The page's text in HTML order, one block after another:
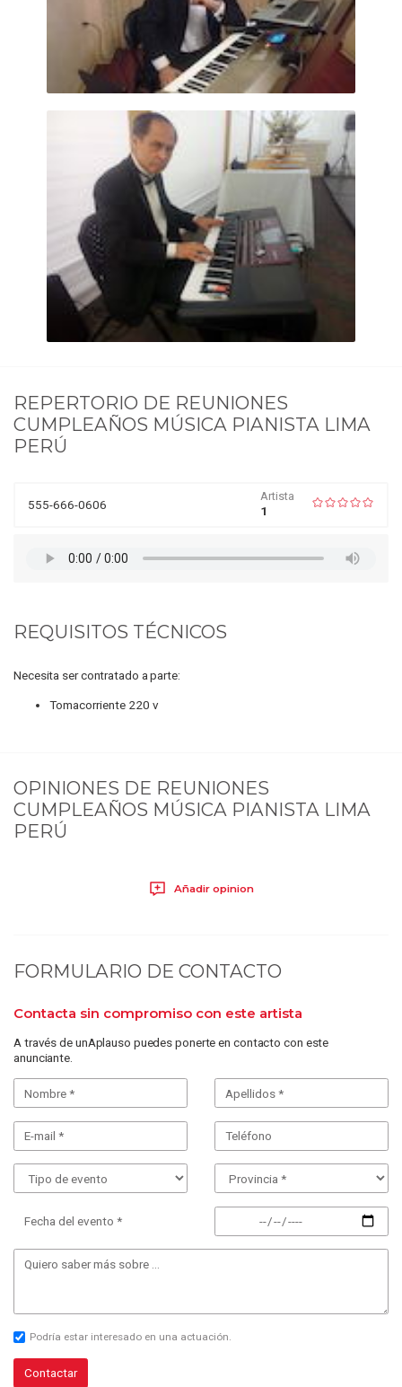
REPERTORIO DE REUNIONES
CUMPLEAÑOS MÚSICA PIANISTA LIMA
PERÚ
555-666-0606
Artista
1
REQUISITOS TÉCNICOS
Necesita ser contratado a parte:
Tomacorriente 220 v
OPINIONES DE REUNIONES
CUMPLEAÑOS MÚSICA PIANISTA LIMA
PERÚ
Añadir opinion
FORMULARIO DE CONTACTO
Contacta sin compromiso con este artista
A través de unAplauso puedes ponerte en contacto con este
anunciante.
Fecha del evento *
Podría estar interesado en una actuación.
Contactar